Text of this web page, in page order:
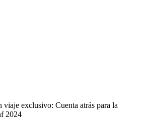
viaje exclusivo: Cuenta atrás para la
2024